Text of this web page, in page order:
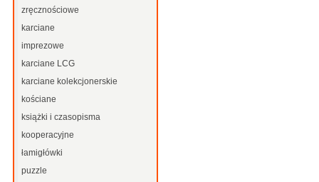
zręcznościowe
karciane
imprezowe
karciane LCG
karciane kolekcjonerskie
kościane
książki i czasopisma
kooperacyjne
łamigłówki
puzzle